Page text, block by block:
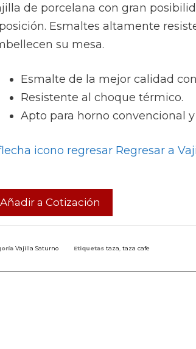
de porcelana con gran
Esmaltes altamente
su mesa.
Esmalte de la mejor calidad
Resistente al choque térmico.
Apto para horno convencional
Regresar a
Añadir a Cotización
Vajilla Saturno Etiquetas taza taza cafe